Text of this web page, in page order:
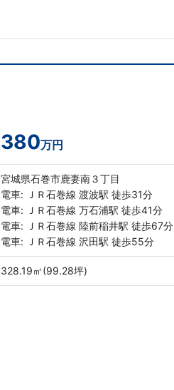
380万円
宮城県石巻市鹿妻南３丁目
電車: ＪＲ石巻線 渡波駅 徒歩31分
電車: ＪＲ石巻線 万石浦駅 徒歩41分
電車: ＪＲ石巻線 陸前稲井駅 徒歩67分
電車: ＪＲ石巻線 沢田駅 徒歩55分
328.19㎡(99.28坪)